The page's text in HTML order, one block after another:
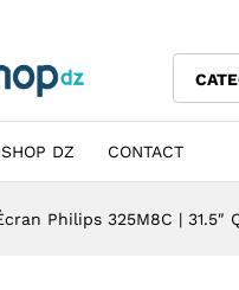
DZ CONTACT
Philips 325M8C | 31.5″
Avis